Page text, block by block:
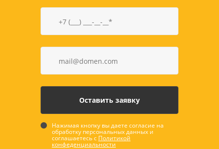
Нажимая кнопку вы даете согласие на
обработку персональных данных и
соглашаетесь с Политикой
конфеденциальности